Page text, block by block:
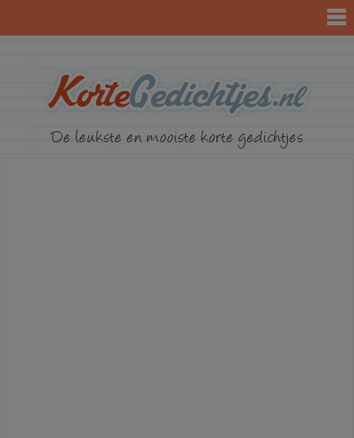
De leukste en mooiste korte gedichtjes